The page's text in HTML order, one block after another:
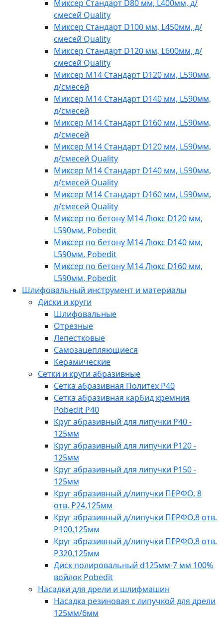
Миксер Стандарт D80 мм, L400мм, д/
смесей Quality
Миксер Стандарт D100 мм, L450мм, д/
смесей Quality
Миксер Стандарт D120 мм, L600мм, д/
смесей Quality
Миксер M14 Стандарт D120 мм, L590мм,
д/смесей
Миксер M14 Стандарт D140 мм, L590мм,
д/смесей
Миксер M14 Стандарт D160 мм, L590мм,
д/смесей
Миксер M14 Стандарт D120 мм, L590мм,
д/смесей Quality
Миксер M14 Стандарт D140 мм, L590мм,
д/смесей Quality
Миксер M14 Стандарт D160 мм, L590мм,
д/смесей Quality
Миксер по бетону M14 Люкс D120 мм,
L590мм, Pobedit
Миксер по бетону M14 Люкс D140 мм,
L590мм, Pobedit
Миксер по бетону M14 Люкс D160 мм,
L590мм, Pobedit
Шлифовальный инструмент и материалы
Диски и круги
Шлифовальные
Отрезные
Лепестковые
Самозацепляющиеся
Керамические
Сетки и круги абразивные
Сетка абразивная Политех P40
Сетка абразивная карбид кремния
Pobedit Р40
Круг абразивный для липучки Р40 -
125мм
Круг абразивный для липучки Р120 -
125мм
Круг абразивный для липучки Р150 -
125мм
Круг абразивный д/липучки ПЕРФО, 8
отв. Р24,125мм
Круг абразивный д/липучки ПЕРФО,8 отв.
Р100,125мм
Круг абразивный д/липучки ПЕРФО,8 отв.
Р320,125мм
Диск полировальный d125мм-7 мм 100%
войлок Pobedit
Насадки для дрели и шлифмашин
Насадка резиновая с липучкой для дрели
125мм/6мм